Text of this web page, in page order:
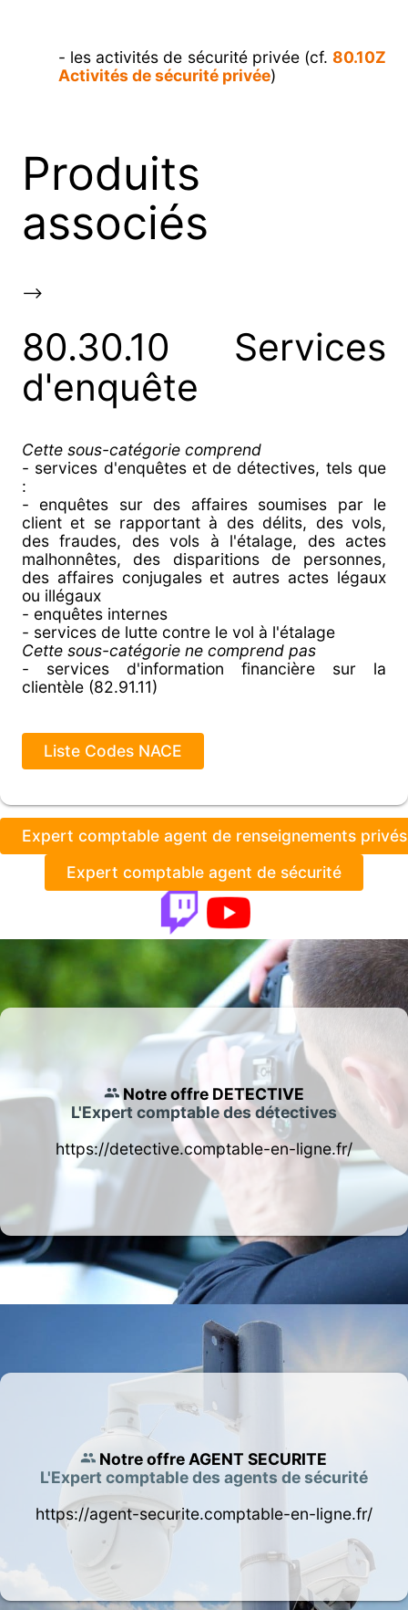
- les activités de sécurité privée (cf. 80.10Z
Activités de sécurité privée)
Produits
associés
-->
80.30.10 Services
d'enquête
Cette sous-catégorie comprend
- services d'enquêtes et de détectives, tels que
:
- enquêtes sur des affaires soumises par le
client et se rapportant à des délits, des vols,
des fraudes, des vols à l'étalage, des actes
malhonnêtes, des disparitions de personnes,
des affaires conjugales et autres actes légaux
ou illégaux
- enquêtes internes
- services de lutte contre le vol à l'étalage
Cette sous-catégorie ne comprend pas
- services d'information financière sur la
clientèle (82.91.11)
Liste Codes NACE
Expert comptable agent de renseignements privés
Expert comptable agent de sécurité
Notre offre DETECTIVE
L'Expert comptable des détectives
https://detective.comptable-en-ligne.fr/
Notre offre AGENT SECURITE
L'Expert comptable des agents de sécurité
https://agent-securite.comptable-en-ligne.fr/